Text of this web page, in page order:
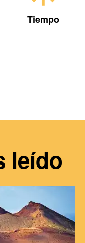
Tiempo
leído